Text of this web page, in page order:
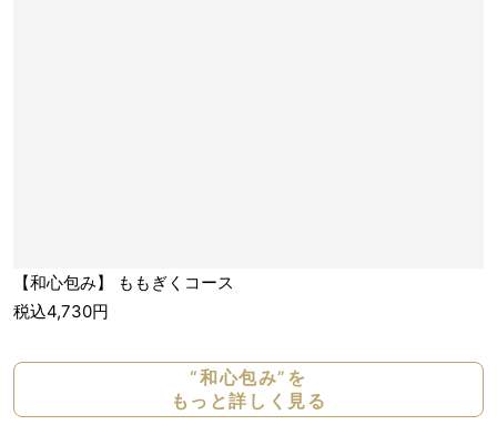
【和心包み】 ももぎくコース
税込4,730円
“和心包み”を
もっと詳しく見る